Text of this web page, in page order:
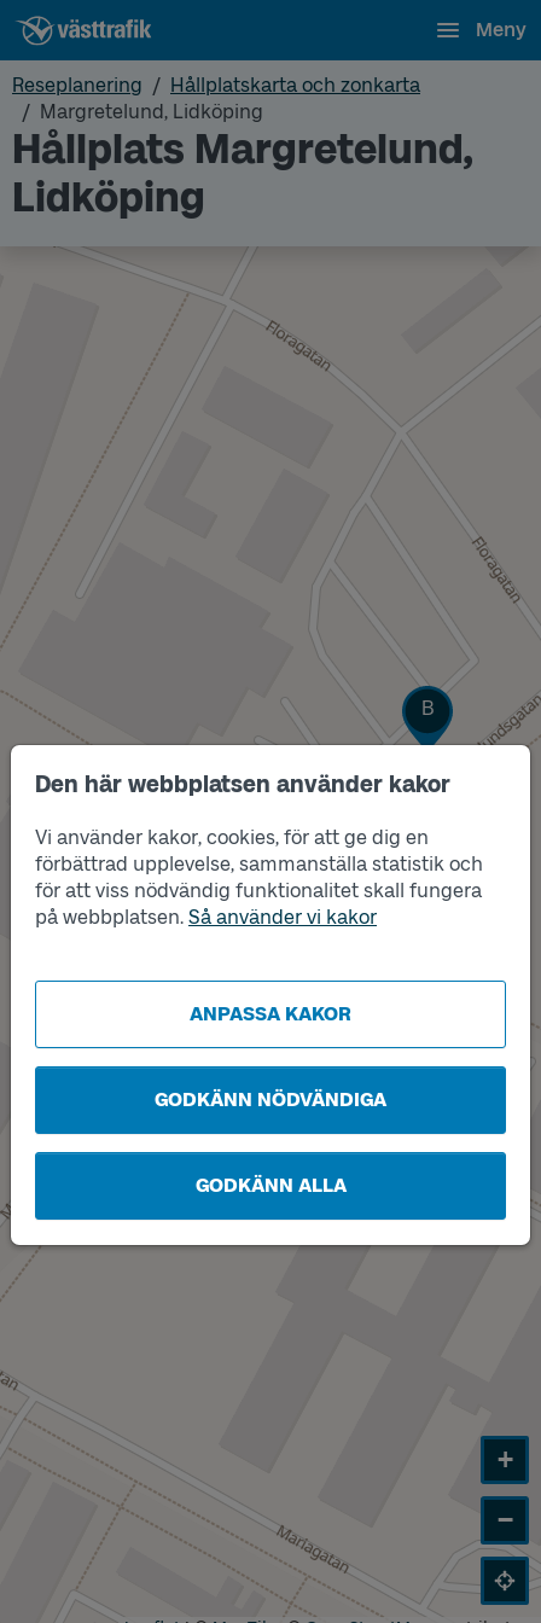
Den här webbplatsen använder kakor
Vi använder kakor, cookies, för att ge dig en
förbättrad upplevelse, sammanställa statistik och
för att viss nödvändig funktionalitet skall fungera
på webbplatsen. Så använder vi kakor
ANPASSA KAKOR
GODKÄNN NÖDVÄNDIGA
GODKÄNN ALLA
Meny
Reseplanering
Hållplatskarta och zonkarta
Margretelund, Lidköping
Hållplats Margretelund,
Lidköping
Läge
B
+
−